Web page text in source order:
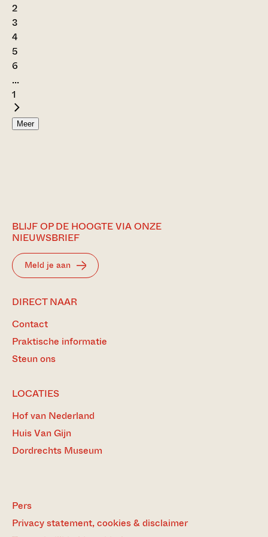
2
3
4
5
6
...
1
Meer
BLIJF OP DE HOOGTE VIA ONZE
NIEUWSBRIEF
Meld je aan
DIRECT NAAR
Contact
Praktische informatie
Steun ons
LOCATIES
Hof van Nederland
Huis Van Gijn
Dordrechts Museum
Pers
Privacy statement, cookies & disclaimer